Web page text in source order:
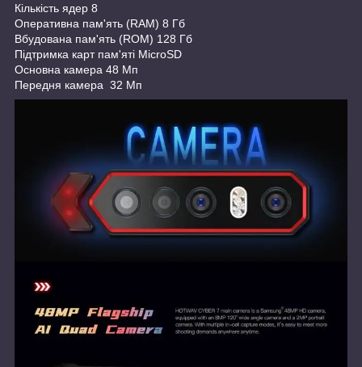
Кількість ядер 8
Оперативна пам'ять (RAM) 8 Гб
Вбудована пам'ять (ROM) 128 Гб
Підтримка карт пам'яті MicroSD
Основна камера 48 Мп
Передня камера 32 Мп